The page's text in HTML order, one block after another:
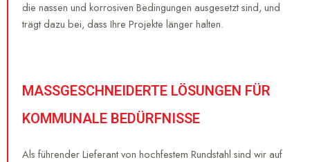
die nassen und korrosiven Bedingungen ausgesetzt sind, und
trägt dazu bei, dass Ihre Projekte länger halten.
MASSGESCHNEIDERTE LÖSUNGEN FÜR
KOMMUNALE BEDÜRFNISSE
Als führender Lieferant von hochfestem Rundstahl sind wir auf